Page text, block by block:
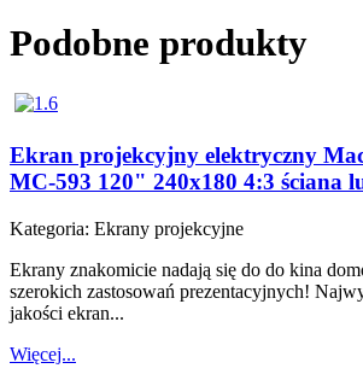
Podobne produkty
Ekran projekcyjny elektryczny
MC-593 120" 240x180 4:3 ściana
Kategoria: Ekrany projekcyjne
Ekrany znakomicie nadają się do do kina
szerokich zastosowań prezentacyjnych!
jakości ekran...
Więcej...